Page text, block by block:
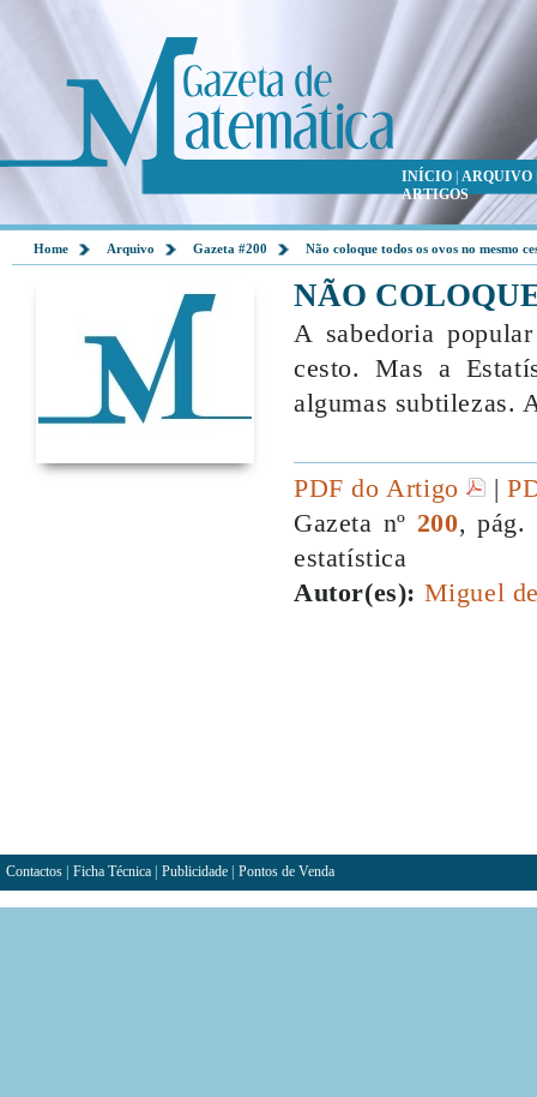
INÍCIO ARQUIVO
ARTIGOS
Home Arquivo Gazeta #200 Não coloque todos os ovos no mesmo
NÃO
A sabedoria
cesto. Mas a
algumas subtilezas.
PDF do Artigo |
Gazeta nº 200,
estatística
Autor(es): Miguel
Contactos Ficha Técnica Publicidade Pontos de Venda